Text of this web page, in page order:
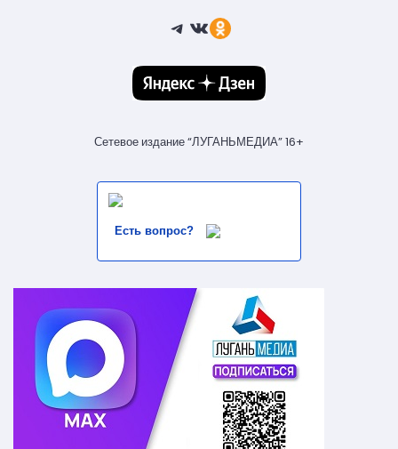
Telegram
ВКонтакте
Ссылка
Сетевое издание “ЛУГАНЬМЕДИА” 16+
Есть вопрос?